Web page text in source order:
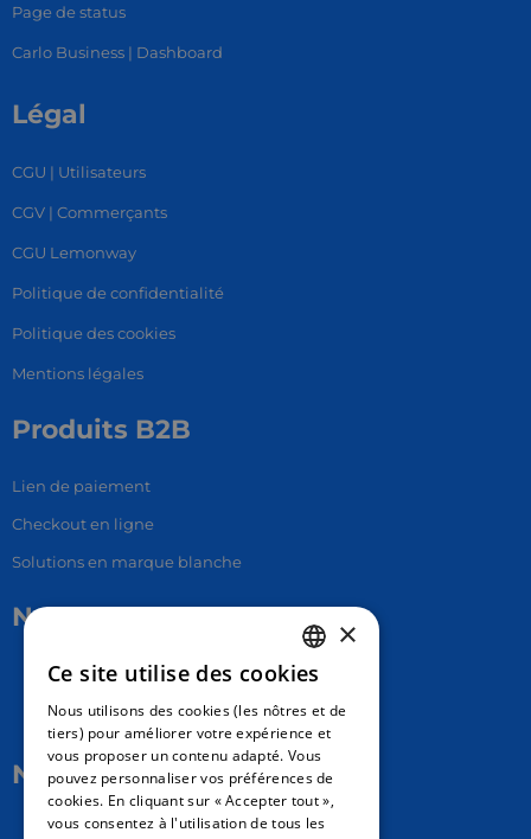
Page de status
Carlo Business | Dashboard
Légal
CGU | Utilisateurs
CGV | Commerçants
CGU Lemonway
Politique de confidentialité
Politique des cookies
Mentions légales
Produits B2B
Lien de paiement
Checkout en ligne
Solutions en marque blanche
Nous contacter
17 Av. Albert II, 98000​
hello@carloapp.com
Nous suivre
Carlo App | Instagram
FRENCH
ENGLISH
SPANISH
×
Ce site utilise des cookies
Nous utilisons des cookies (les nôtres et de
tiers) pour améliorer votre expérience et
vous proposer un contenu adapté. Vous
pouvez personnaliser vos préférences de
cookies. En cliquant sur « Accepter tout »,
vous consentez à l'utilisation de tous les